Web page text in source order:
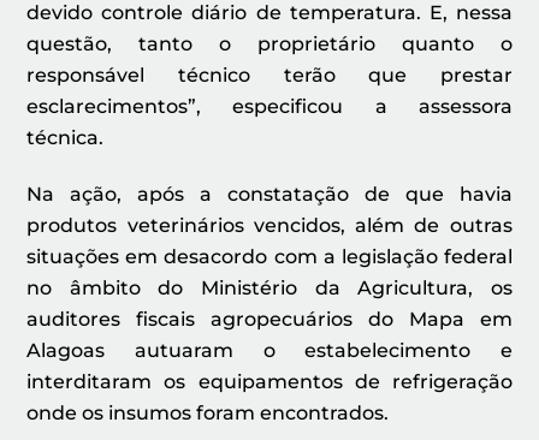
devido controle diário de temperatura. E, nessa
questão, tanto o proprietário quanto o
responsável técnico terão que prestar
esclarecimentos”, especificou a assessora
técnica.
Na ação, após a constatação de que havia
produtos veterinários vencidos, além de outras
situações em desacordo com a legislação federal
no âmbito do Ministério da Agricultura, os
auditores fiscais agropecuários do Mapa em
Alagoas autuaram o estabelecimento e
interditaram os equipamentos de refrigeração
onde os insumos foram encontrados.